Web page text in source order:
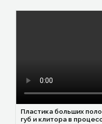
Пластика больших
губ и клитора в